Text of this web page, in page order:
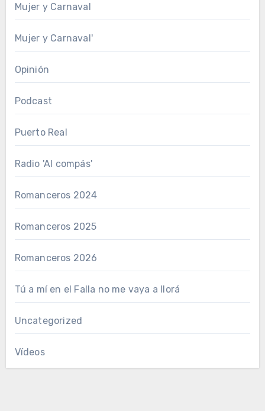
Mujer y Carnaval
Mujer y Carnaval'
Opinión
Podcast
Puerto Real
Radio 'Al compás'
Romanceros 2024
Romanceros 2025
Romanceros 2026
Tú a mí en el Falla no me vaya a llorá
Uncategorized
Vídeos